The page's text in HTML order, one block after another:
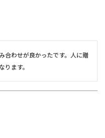
合わせが良かったです。人に贈
ます。